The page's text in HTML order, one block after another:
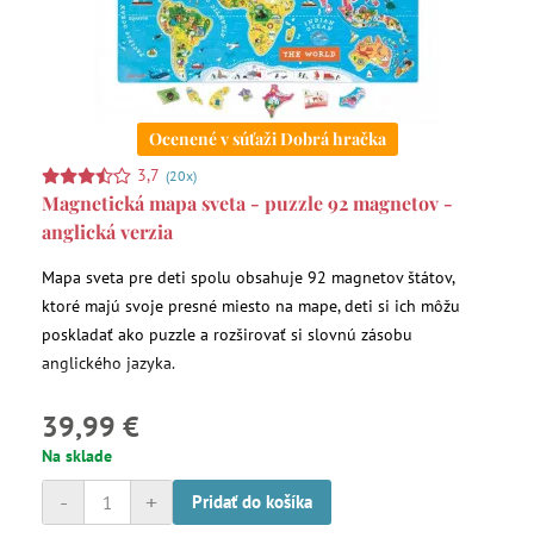
Ocenené v súťaži Dobrá hračka
3,7 (20x)
Magnetická mapa sveta - puzzle 92 magnetov -
anglická verzia
Mapa sveta pre deti spolu obsahuje 92 magnetov štátov,
ktoré majú svoje presné miesto na mape, deti si ich môžu
poskladať ako puzzle a rozširovať si slovnú zásobu
anglického jazyka.
39,99 €
Na sklade
+
- Pridať do košíka